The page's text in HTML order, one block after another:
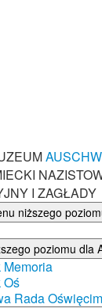
I ZAGŁADY
niższego
poziomu dla
Oś
Rada